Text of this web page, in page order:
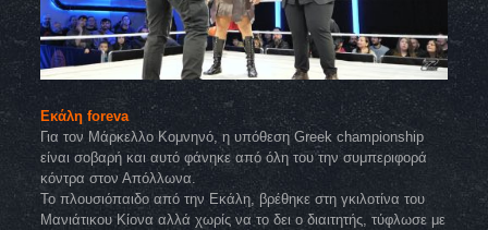
Εκάλη foreva
Για τον Μάρκελλο Κομνηνό, η υπόθεση Greek championship
είναι σοβαρή και αυτό φάνηκε από όλη του την συμπεριφορά
κόντρα στον Απόλλωνα.
To πλουσιόπαιδο από την Εκάλη, βρέθηκε στη γκιλοτίνα του
Μανιάτικου Κίονα αλλά χωρίς να το δει ο διαιτητής, τύφλωσε με